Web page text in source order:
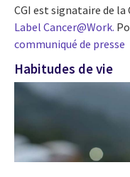
CGI est signataire de la
Label Cancer@Work.
communiqué de presse
Habitudes de vie